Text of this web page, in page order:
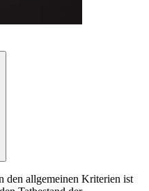
den allgemeinen Kriterien ist